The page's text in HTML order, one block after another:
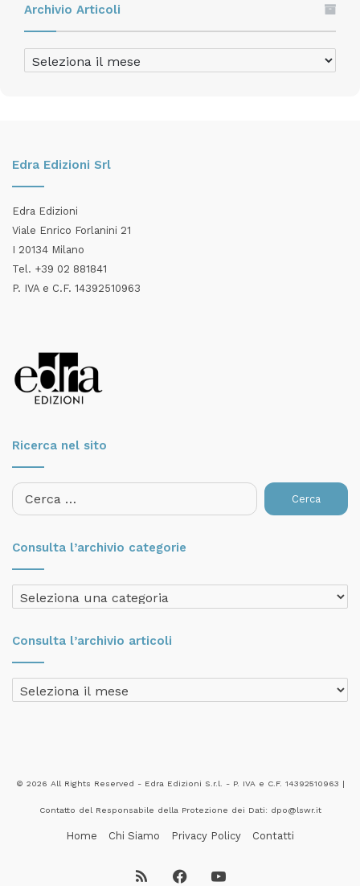
Archivio Articoli
Archivio
Articoli
Edra Edizioni Srl
Edra Edizioni
Viale Enrico Forlanini 21
I 20134 Milano
Tel. +39 02 881841
P. IVA e C.F. 14392510963
Ricerca nel sito
Ricerca
per:
Consulta l’archivio categorie
Consulta
l’archivio
Consulta l’archivio articoli
Consulta
l’archivio
© 2026 All Rights Reserved - Edra Edizioni S.r.l. - P. IVA e C.F. 14392510963 |
Contatto del Responsabile della Protezione dei Dati: dpo@lswr.it
Home Chi Siamo Privacy Policy Contatti
RSS FacebookYouTube